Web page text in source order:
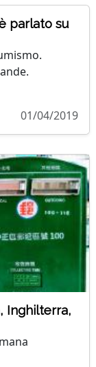
parlato su
01/04/2019
Inghilterra,